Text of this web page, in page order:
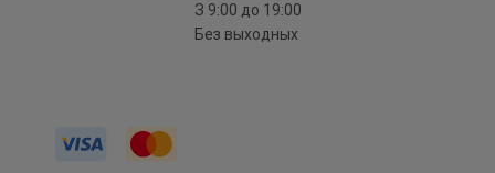
З 9:00 до 19:00
Без выходных